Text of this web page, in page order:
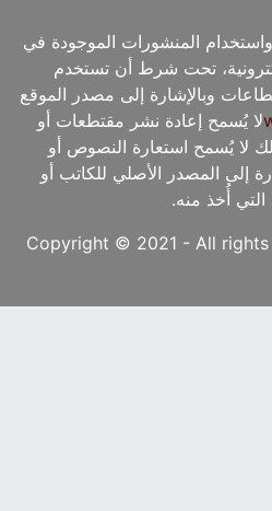
المنشورات الموجودة في
تحت شرط أن تستخدم
وبالإشارة إلى مصدر الموقع
يُسمح إعادة نشر مقتطعات أو
يُسمح استعارة النصوص أو
المصدر الأصلي للكاتب أو
أُخذ منه.